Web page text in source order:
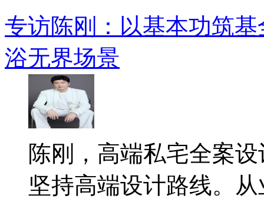
专访陈刚：以基本功筑
浴无界场景
陈刚，高端私宅全案
坚持高端设计路线。